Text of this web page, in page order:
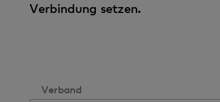
Verbindung setzen.
Verband